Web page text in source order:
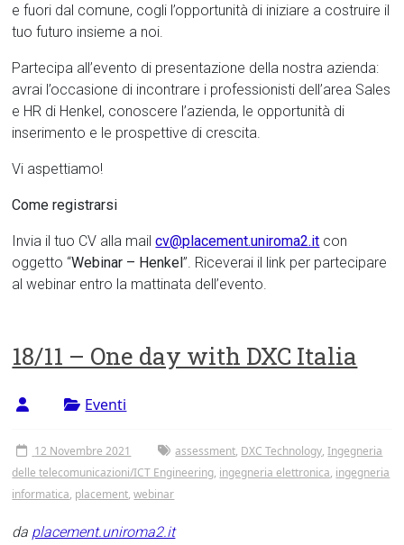
e fuori dal comune, cogli l’opportunità di iniziare a costruire il
tuo futuro insieme a noi.
Partecipa all’evento di presentazione della nostra azienda:
avrai l’occasione di incontrare i professionisti dell’area Sales
e HR di Henkel, conoscere l’azienda, le opportunità di
inserimento e le prospettive di crescita.
Vi aspettiamo!
Come registrarsi
Invia il tuo CV alla mailcv@placement.uniroma2.it con
oggetto “Webinar – Henkel”. Riceverai il link per partecipare
al webinar entro la mattinata dell’evento.
18/11 – One day with DXC Italia
Eventi
12 Novembre 2021 assessment, DXC Technology,Ingegneria
delle telecomunicazioni/ICT Engineering, ingegneria elettronica, ingegneria
informatica, placement,webinar
da placement.uniroma2.it